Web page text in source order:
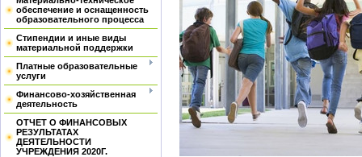
обеспечение и оснащенность
образовательного процесса
Стипендии и иные виды
материальной поддержки
Платные образовательные
услуги
Финансово-хозяйственная
деятельность
ОТЧЕТ О ФИНАНСОВЫХ
РЕЗУЛЬТАТАХ
ДЕЯТЕЛЬНОСТИ
УЧРЕЖДЕНИЯ 2020Г.